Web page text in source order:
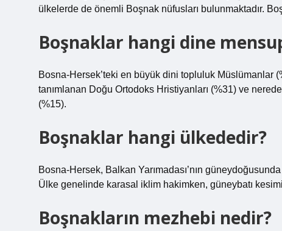
ülkelerde de önemli Boşnak nüfusları bulunmaktadır.
Boşnaklar hangi dine
Bosna-Hersek’teki en büyük dini topluluk Müslümanlar
tanımlanan Doğu Ortodoks Hristiyanları (%31) ve
(%15).
Boşnaklar hangi ülkededir?
Bosna-Hersek, Balkan Yarımadası’nın
Ülke genelinde karasal iklim hakimken, güneybatı
Boşnakların mezhebi nedir?